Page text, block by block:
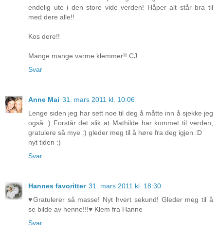
endelig ute i den store vide verden! Håper alt står bra til
med dere alle!!
Kos dere!!
Mange mange varme klemmer!! CJ
Svar
Anne Mai 31. mars 2011 kl. 10:06
Lenge siden jeg har sett noe til deg å måtte inn å sjekke jeg
også :) Forstår det slik at Mathilde har kommet til verden,
gratulere så mye :) gleder meg til å høre fra deg igjen :D
nyt tiden :)
Svar
Hannes favoritter 31. mars 2011 kl. 18:30
♥Gratulerer så masse! Nyt hvert sekund! Gleder meg til å
se bilde av henne!!!♥ Klem fra Hanne
Svar